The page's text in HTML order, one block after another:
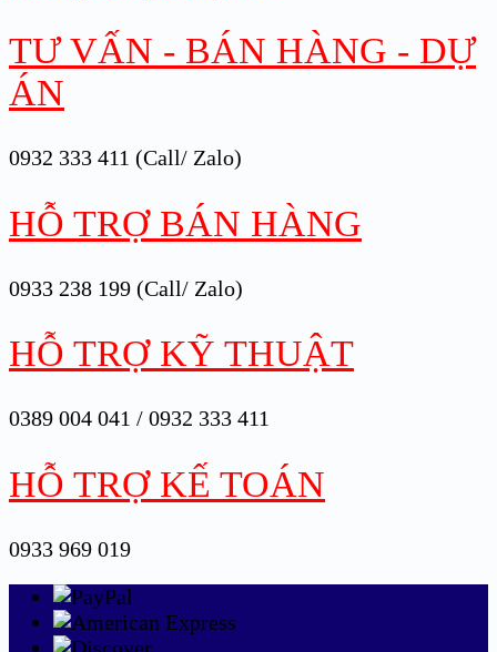
TƯ VẤN - BÁN HÀNG - DỰ
ÁN
0932 333 411 (Call/ Zalo)
HỖ TRỢ BÁN HÀNG
0933 238 199 (Call/ Zalo)
HỖ TRỢ KỸ THUẬT
0389 004 041 / 0932 333 411
HỖ TRỢ KẾ TOÁN
0933 969 019